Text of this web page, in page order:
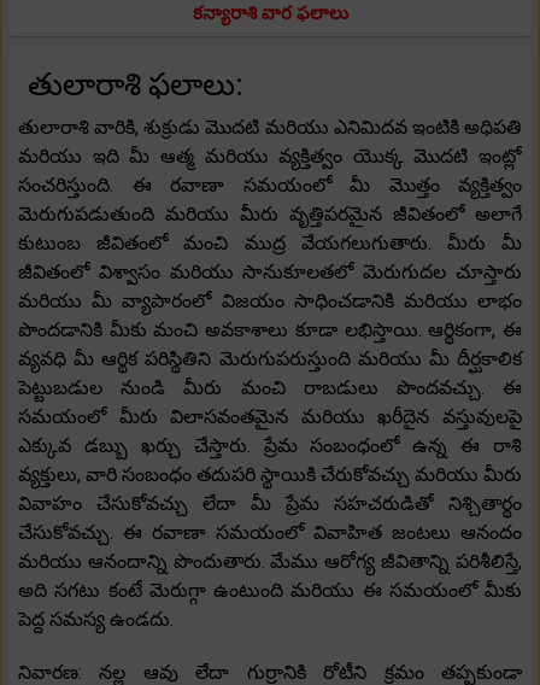
కన్యారాశి వార ఫలాలు
తులారాశి ఫలాలు:
తులారాశి వారికి, శుక్రుడు మొదటి మరియు ఎనిమిదవ ఇంటికి అధిపతి
మరియు ఇది మీ ఆత్మ మరియు వ్యక్తిత్వం యొక్క మొదటి ఇంట్లో
సంచరిస్తుంది. ఈ రవాణా సమయంలో మీ మొత్తం వ్యక్తిత్వం
మెరుగుపడుతుంది మరియు మీరు వృత్తిపరమైన జీవితంలో అలాగే
కుటుంబ జీవితంలో మంచి ముద్ర వేయగలుగుతారు. మీరు మీ
జీవితంలో విశ్వాసం మరియు సానుకూలతలో మెరుగుదల చూస్తారు
మరియు మీ వ్యాపారంలో విజయం సాధించడానికి మరియు లాభం
పొందడానికి మీకు మంచి అవకాశాలు కూడా లభిస్తాయి. ఆర్థికంగా, ఈ
వ్యవధి మీ ఆర్థిక పరిస్థితిని మెరుగుపరుస్తుంది మరియు మీ దీర్ఘకాలిక
పెట్టుబడుల నుండి మీరు మంచి రాబడులు పొందవచ్చు. ఈ
సమయంలో మీరు విలాసవంతమైన మరియు ఖరీదైన వస్తువులపై
ఎక్కువ డబ్బు ఖర్చు చేస్తారు. ప్రేమ సంబంధంలో ఉన్న ఈ రాశి
వ్యక్తులు, వారి సంబంధం తదుపరి స్థాయికి చేరుకోవచ్చు మరియు మీరు
వివాహం చేసుకోవచ్చు లేదా మీ ప్రేమ సహచరుడితో నిశ్చితార్థం
చేసుకోవచ్చు. ఈ రవాణా సమయంలో వివాహిత జంటలు ఆనందం
మరియు ఆనందాన్ని పొందుతారు. మేము ఆరోగ్య జీవితాన్ని పరిశీలిస్తే,
అది సగటు కంటే మెరుగ్గా ఉంటుంది మరియు ఈ సమయంలో మీకు
పెద్ద సమస్య ఉండదు.
నివారణ: నల్ల ఆవు లేదా గుర్రానికి రోటీని క్రమం తప్పకుండా